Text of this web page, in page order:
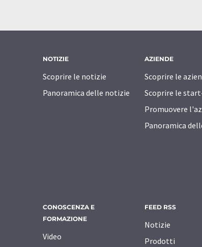
NOTIZIE
Scoprire le notizie
Panoramica delle notizie
AZIENDE
Scoprire le
Scoprire le
Promuovere
Panoramica
CONOSCENZA E
FORMAZIONE
Video
FEED RSS
Notizie
Prodotti